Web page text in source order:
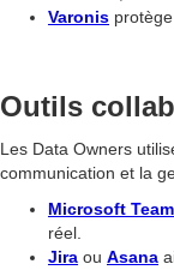
Varonis
Outils
Les Data Owners
communication et la
Microsoft
réel.
Jira ou Asana